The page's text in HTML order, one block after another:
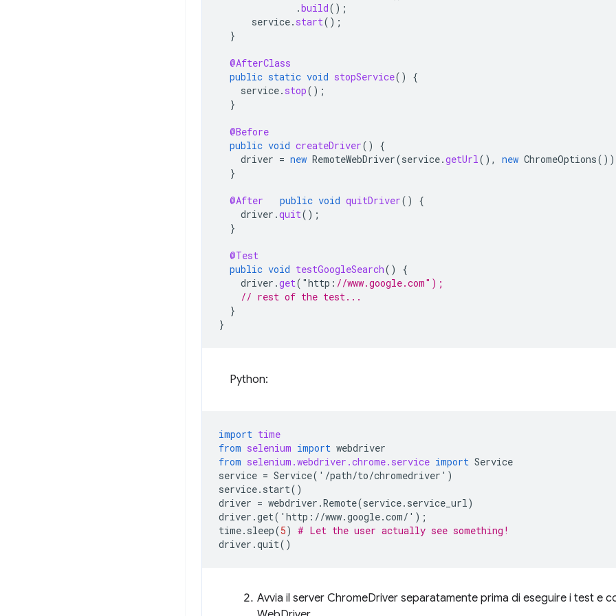
.build();
service. start();
}
@AfterClass
public static void stopService()
{
service. stop();
}
@Before
public void createDriver()
{
driver = new RemoteWebDriver(service.getUrl(), new ChromeOptions
}
@After public void quitDriver()
{
driver .quit();
}
@Test
public void testGoogleSearch()
{
driver .get( "http : //www.google.com");
// rest of the test...
}
}
Python:
import time
from selenium import webdriver
from selenium.webdriver.chrome.service import Service
service = Service( ' /path/to/chromedriver ' )
service. start()
driver = webdriver .Remote(service. service_url)
driver .get( ' http : //www.google.com/ ' );
time. sleep(5) # Let the user actually see something!
driver .quit()
Avvia il server ChromeDriver separatamente prima di eseguire i test e